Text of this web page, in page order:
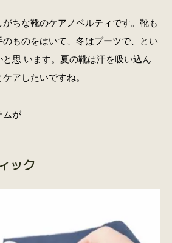
ちな靴のケアノベルティです。靴も
ものをはいて、冬はブーツで、とい
思 います。夏の靴は汗を吸い込ん
アしたいですね。
ムが
ック